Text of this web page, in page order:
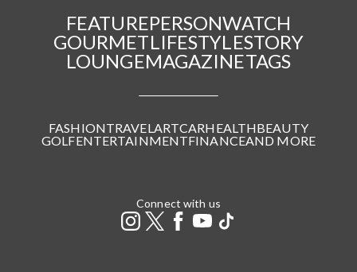
FEATUREPERSONWATCH
GOURMETLIFESTYLESTORY
LOUNGEMAGAZINETAGS
FASHIONTRAVELARTCARHEALTHBEAUTY
GOLFENTERTAINMENTFINANCEAND MORE
Connect with us